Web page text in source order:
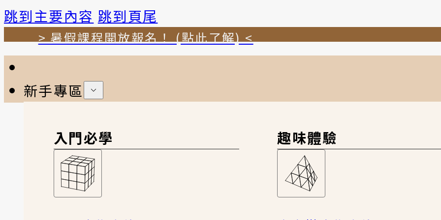
跳到主要內容 跳到頁尾
> 暑假課程開放報名！ (點此了解) <
新手專區
入門必學 趣味體驗